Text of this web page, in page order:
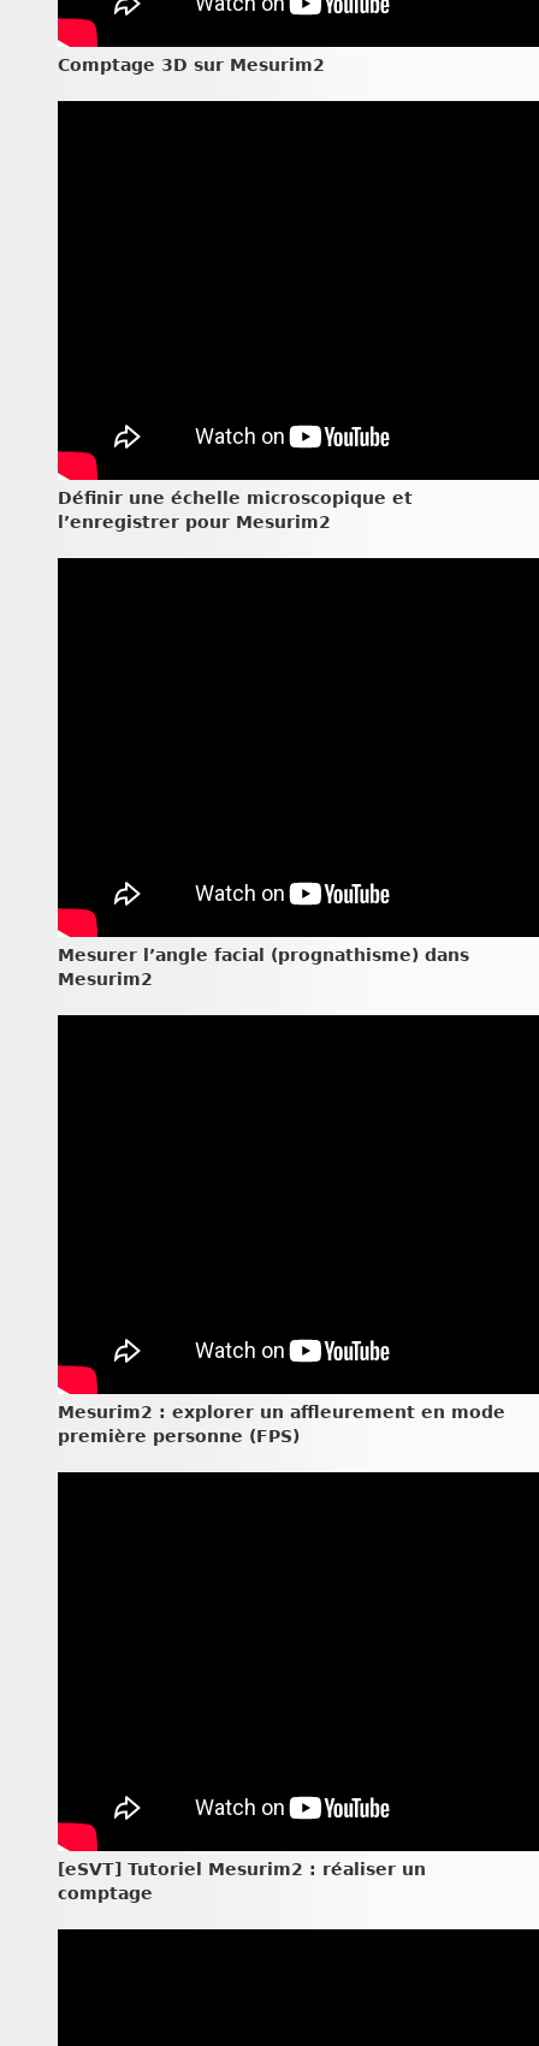
Comptage 3D sur Mesurim2
Définir une échelle microscopique et
l’enregistrer pour Mesurim2
Mesurer l’angle facial (prognathisme) dans
Mesurim2
Mesurim2 : explorer un affleurement en mode
première personne (FPS)
[eSVT] Tutoriel Mesurim2 : réaliser un
comptage